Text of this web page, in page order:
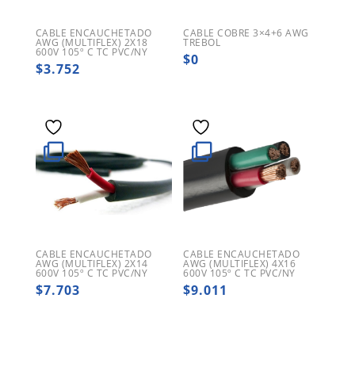
CABLE ENCAUCHETADO
AWG (MULTIFLEX) 2X18
600V 105º C TC PVC/NY
$3.752
CABLE COBRE 3×4+6 AWG
TREBOL
$0
CABLE ENCAUCHETADO
AWG (MULTIFLEX) 2X14
600V 105º C TC PVC/NY
$7.703
CABLE ENCAUCHETADO
AWG (MULTIFLEX) 4X16
600V 105º C TC PVC/NY
$9.011